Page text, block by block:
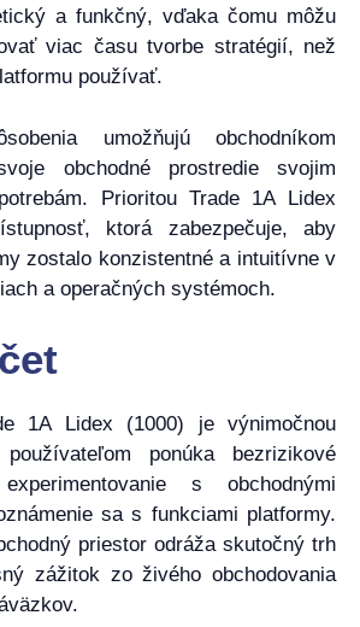
a funkčný, vďaka čomu môžu
viac času tvorbe stratégií, než
používať.
umožňujú obchodníkom
obchodné prostredie svojim
Prioritou Trade 1A Lidex
ktorá zabezpečuje, aby
zostalo konzistentné a intuitívne v
a operačných systémoch.
1A Lidex (1000) je výnimočnou
ponúka bezrizikové
s obchodnými
sa s funkciami platformy.
priestor odráža skutočný trh
zážitok zo živého obchodovania